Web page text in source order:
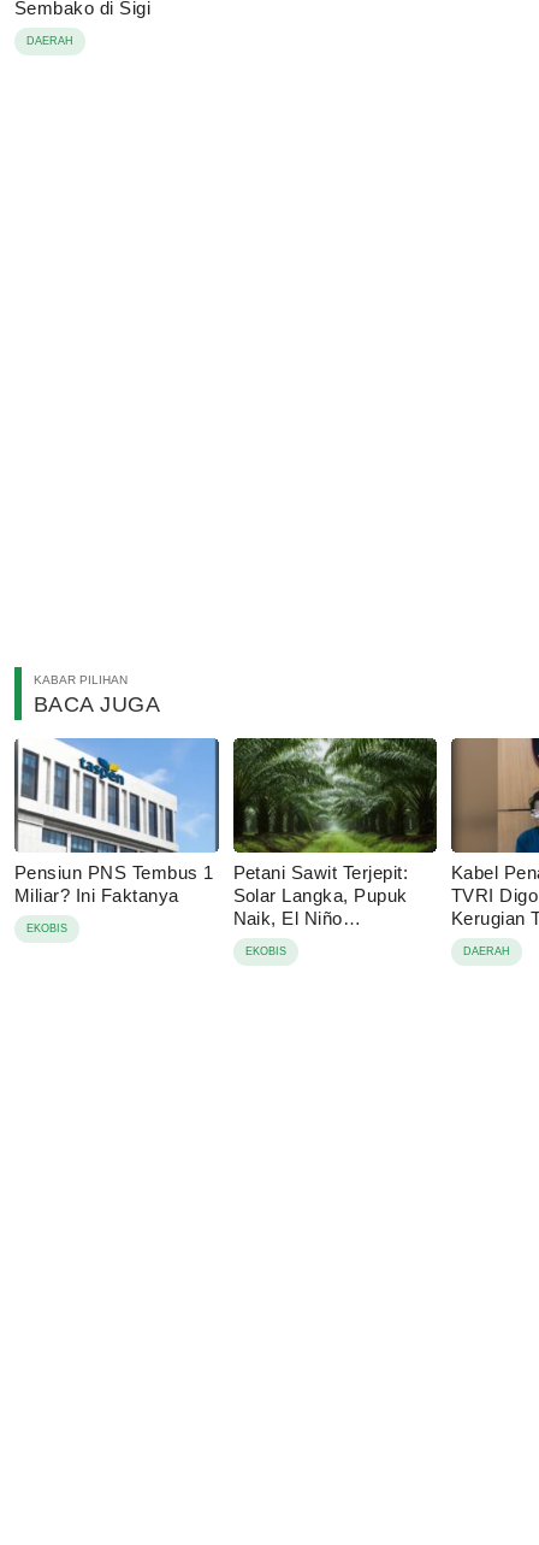
Sembako di Sigi
DAERAH
KABAR PILIHAN
BACA JUGA
Pensiun PNS Tembus 1
Miliar? Ini Faktanya
EKOBIS
Petani Sawit Terjepit:
Solar Langka, Pupuk
Naik, El Niño
Mengancam
EKOBIS
Kabel
TVRI
Kerugian
Juta
DAERAH